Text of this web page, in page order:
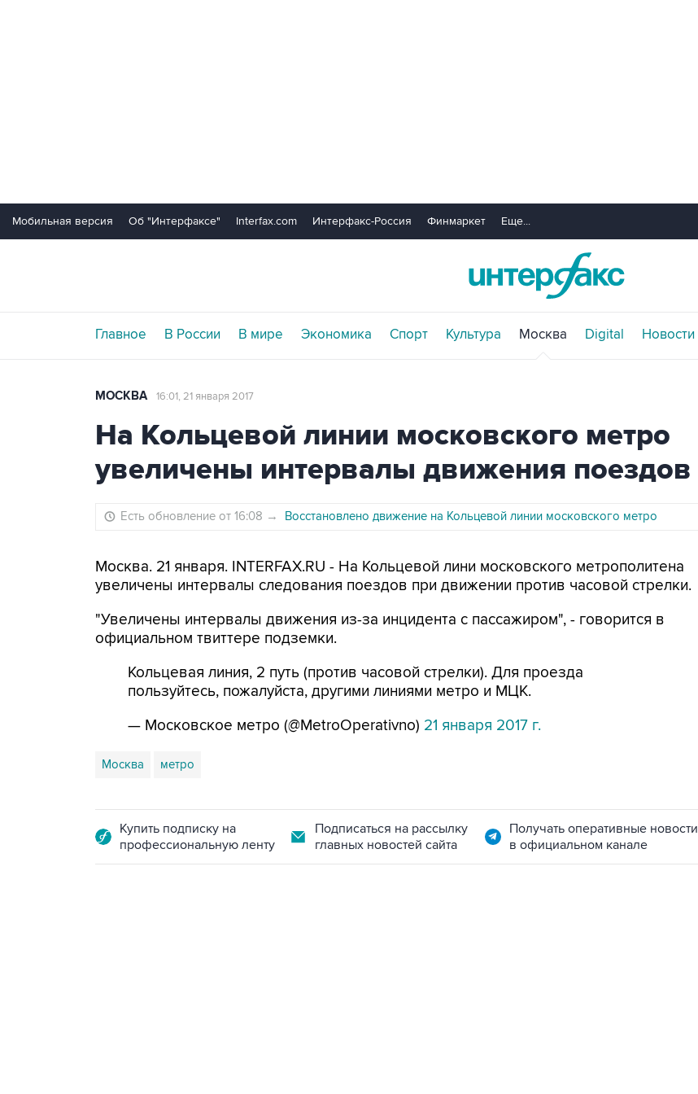
Мобильная версия Об "Интерфаксе" Interfax.com Интерфакс-Россия Финмаркет Еще...
Главное В России В мире Экономика Спорт Культура Москва Digital Новости
МОСКВА 16:01, 21 января 2017
На Кольцевой линии московского метро
увеличены интервалы движения поездов
Есть обновление от 16:08 → Восстановлено движение на Кольцевой линии московского метро
Москва. 21 января. INTERFAX.RU - На Кольцевой лини московского метрополитена
увеличены интервалы следования поездов при движении против часовой стрелки.
"Увеличены интервалы движения из-за инцидента с пассажиром", - говорится в
официальном твиттере подземки.
Кольцевая линия, 2 путь (против часовой стрелки). Для проезда
пользуйтесь, пожалуйста, другими линиями метро и МЦК.
— Московское метро (@MetroOperativno) 21 января 2017 г.
Москва метро
Купить подписку на
профессиональную ленту
Подписаться на рассылку
главных новостей сайта
Получать оперативные новости
в официальном канале